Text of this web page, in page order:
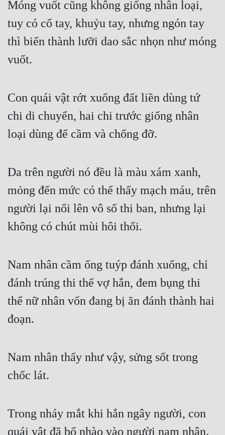
Móng vuốt cũng không giống nhân loại,
tuy có cổ tay, khuỷu tay, nhưng ngón tay
thì biến thành lưỡi dao sắc nhọn như móng
vuốt.
Con quái vật rớt xuống đất liền dùng tứ
chi di chuyển, hai chi trước giống nhân
loại dùng để cầm và chống đỡ.
Da trên người nó đều là màu xám xanh,
mỏng đến mức có thể thấy mạch máu, trên
người lại nổi lên vô số thi ban, nhưng lại
không có chút mùi hôi thối.
Nam nhân cầm ống tuýp đánh xuống, chỉ
đánh trúng thi thể vợ hắn, đem bụng thi
thể nữ nhân vốn đang bị ăn đánh thành hai
đoạn.
Nam nhân thấy như vậy, sửng sốt trong
chốc lát.
Trong nháy mắt khi hắn ngây người, con
quái vật đã bổ nhào vào người nam nhân.